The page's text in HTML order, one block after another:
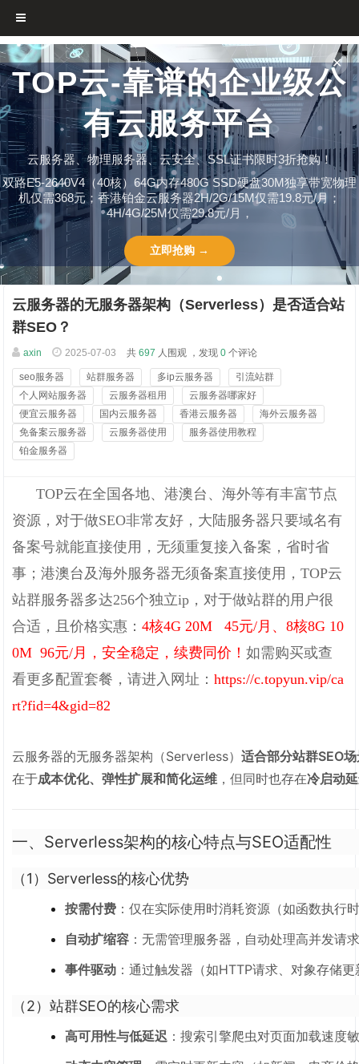
TOP云-靠谱的企业级公
有云服务平台
云服务器、物理服务器、云安全、SSL证书限时3折抢购！
双路E5-2640V4（40核）64G内存480G SSD硬盘30M独享带宽物理
机仅需368元；香港铂金云服务器2H/2G/15M仅需19.8元/月；
4H/4G/25M仅需29.8元/月，
立即抢购 →
✕
云服务器的无服务器架构（Serverless）是否适合站
群SEO？
axin 2025-07-03 共 697 人围观 ，发现 0 个评论
seo服务器 站群服务器 多ip云服务器
引流站群
个人网站服务器
云服务器租用
云服务器哪家好
便宜云服务器
国内云服务器 香港云服务器
海外云服务器
免备案云服务器
云服务器使用
服务器使用教程
铂金服务器
TOP云在全国各地、港澳台、海外等有丰富节点
资源，对于做SEO非常友好，大陆服务器只要域名有
备案号就能直接使用，无须重复接入备案，省时省
事；港澳台及海外服务器无须备案直接使用，TOP云
站群服务器多达256个独立ip，对于做站群的用户很
合适，且价格实惠：4核4G 20M 45元/月、8核8G 10
0M 96元/月
，安全稳定，续费同价！如需购买或查
看更多配置套餐，请进入网址：https://c.topyun.vip/ca
rt?fid=4&gid=82
云服务器的无服务器架构（Serverless）适合部分站群SEO
在于成本优化、弹性扩展和简化运维 ，但同时也存在冷启动
一、Serverless架构的核心特点与SEO适配性
（1）Serverless的核心优势
按需付费 ：仅在实际使用时消耗资源（如函数执行
自动扩缩容 ：无需管理服务器，自动处理高并发请
事件驱动 ：通过触发器（如HTTP请求、对象存储
（2）站群SEO的核心需求
高可用性与低延迟 ：搜索引擎爬虫对页面加载速